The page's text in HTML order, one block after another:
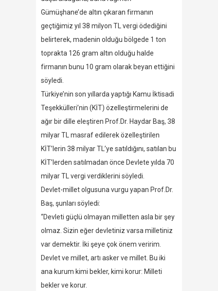
Gümüşhane’de altın çıkaran firmanın
geçtiğimiz yıl 38 milyon TL vergi ödediğini
belirterek, madenin olduğu bölgede 1 ton
toprakta 126 gram altın olduğu halde
firmanın bunu 10 gram olarak beyan ettiğini
söyledi.
Türkiye’nin son yıllarda yaptığı Kamu İktisadi
Teşekkülleri’nin (KİT) özelleştirmelerini de
ağır bir dille eleştiren Prof.Dr. Haydar Baş, 38
milyar TL masraf edilerek özelleştirilen
KİT’lerin 38 milyar TL’ye satıldığını, satılan bu
KİT’lerden satılmadan önce Devlete yılda 70
milyar TL vergi verdiklerini söyledi.
Devlet-millet olgusuna vurgu yapan Prof.Dr.
Baş, şunları söyledi:
“Devleti güçlü olmayan milletten asla bir şey
olmaz. Sizin eğer devletiniz varsa milletiniz
var demektir. İki şeye çok önem veririm.
Devlet ve millet, artı asker ve millet. Bu iki
ana kurum kimi bekler, kimi korur: Milleti
bekler ve korur.